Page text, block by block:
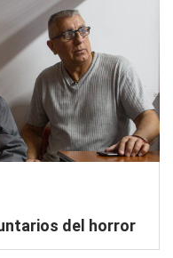
del horror